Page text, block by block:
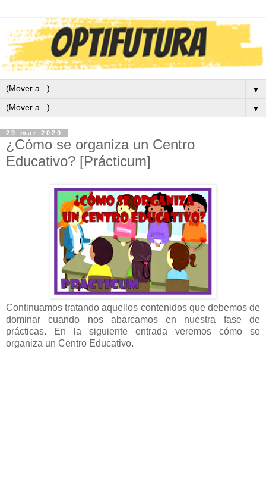
▼
▼
29 mar 2020
¿Cómo se organiza un Centro
Educativo? [Prácticum]
Continuamos tratando aquellos contenidos que debemos de
dominar cuando nos abarcamos en nuestra fase de
prácticas. En la siguiente entrada veremos cómo se
organiza un Centro Educativo.